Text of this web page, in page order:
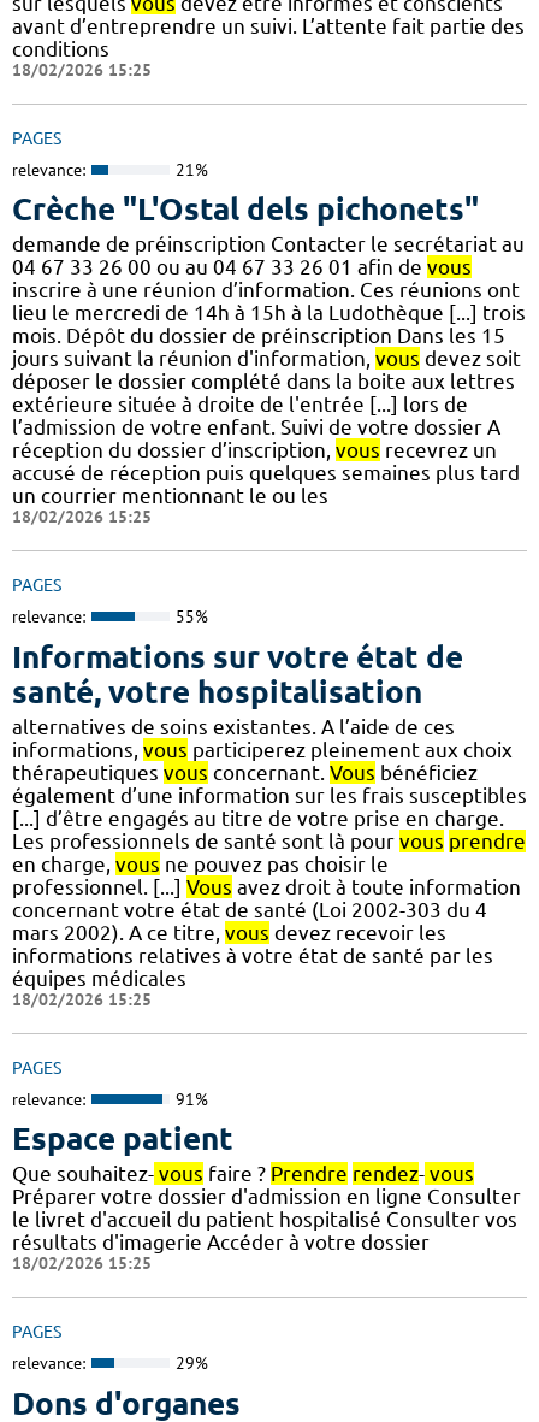
avant d’entreprendre un suivi. L’attente fait partie des
conditions
18/02/2026 15:25
PAGES
relevance: 21%
Crèche "L'Ostal dels pichonets"
demande de préinscription Contacter le secrétariat au
04 67 33 26 00 ou au 04 67 33 26 01 afin de vous
inscrire à une réunion d’information. Ces réunions ont
lieu le mercredi de 14h à 15h à la Ludothèque [...] trois
mois. Dépôt du dossier de préinscription Dans les 15
jours suivant la réunion d'information, vous devez soit
déposer le dossier complété dans la boite aux lettres
extérieure située à droite de l'entrée [...] lors de
l’admission de votre enfant. Suivi de votre dossier A
réception du dossier d’inscription, vous recevrez un
accusé de réception puis quelques semaines plus tard
un courrier mentionnant le ou les
18/02/2026 15:25
PAGES
relevance: 55%
Informations sur votre état de
santé, votre hospitalisation
alternatives de soins existantes. A l’aide de ces
informations, vous participerez pleinement aux choix
thérapeutiques vous concernant. Vous bénéficiez
également d’une information sur les frais susceptibles
[...] d’être engagés au titre de votre prise en charge.
Les professionnels de santé sont là pour vous prendre
en charge, vous ne pouvez pas choisir le
professionnel. [...] Vous avez droit à toute information
concernant votre état de santé (Loi 2002-303 du 4
mars 2002). A ce titre, vous devez recevoir les
informations relatives à votre état de santé par les
équipes médicales
18/02/2026 15:25
PAGES
relevance: 91%
Espace patient
Que souhaitez- vous faire ? Prendre rendez- vous
Préparer votre dossier d'admission en ligne Consulter
le livret d'accueil du patient hospitalisé Consulter vos
résultats d'imagerie Accéder à votre dossier
18/02/2026 15:25
PAGES
relevance: 29%
Dons d'organes